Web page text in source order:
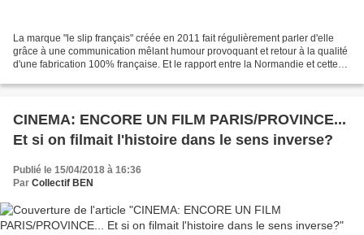
La marque "le slip français" créée en 2011 fait régulièrement parler d'elle
grâce à une communication mêlant humour provoquant et retour à la qualité
d'une fabrication 100% française. Et le rapport entre la Normandie et cette
CINEMA: ENCORE UN FILM PARIS/PROVINCE...
Et si on filmait l'histoire dans le sens inverse?
Publié le 15/04/2018 à 16:36
Par Collectif BEN